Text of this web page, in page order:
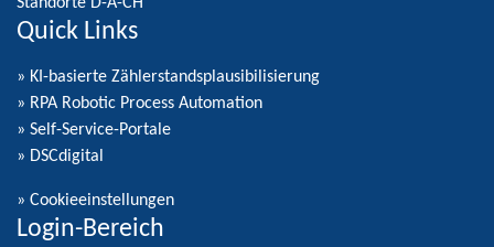
Quick Links
» KI-basierte Zählerstandsplausibilisierung
» RPA Robotic Process Automation
» Self-Service-Portale
» DSCdigital
» Cookieeinstellungen
Login-Bereich